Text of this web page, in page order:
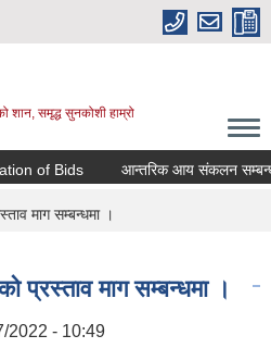
शान, समृद्ध सुनकोशी हाम्रो
Bids आन्तरिक आय संकलन सम्बन्धी
माग सम्बन्धमा ।
प्रस्ताव माग सम्बन्धमा ।
2022 - 10:49